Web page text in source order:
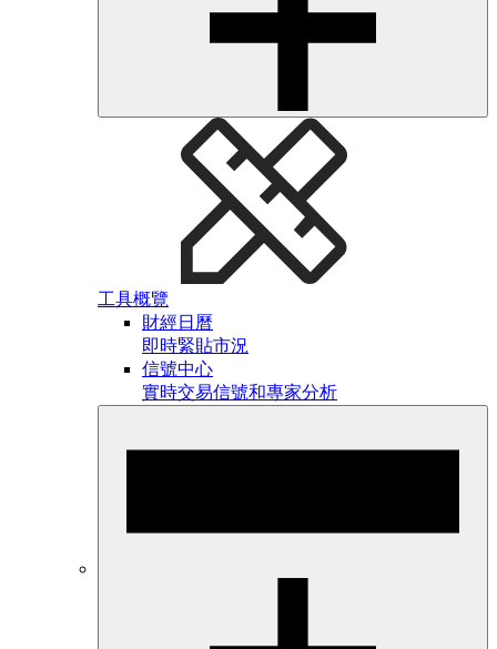
工具概覽
財經日曆
即時緊貼市況
信號中心
實時交易信號和專家分析